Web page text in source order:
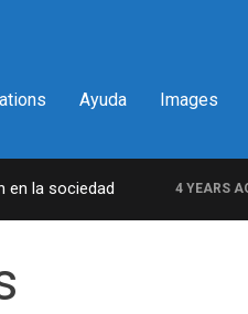
Ayuda Images
la sociedad 4 YEARS AGO